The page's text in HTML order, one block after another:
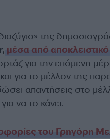
της
μέσα από
για την επόμενη
για το μέλλον της
απαντήσεις στο
να το κάνει.
του Γρηγόρη